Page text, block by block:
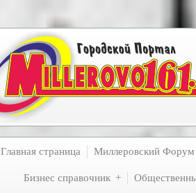
Главная страница Миллеровский Форум
Бизнес справочник